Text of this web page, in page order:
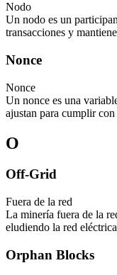
Nodo
Un nodo es un
transacciones y
Nonce
Nonce
Un nonce es una
ajustan para cumplir
O
Off-Grid
Fuera de la red
La minería fuera de la
eludiendo la red
Orphan Blocks